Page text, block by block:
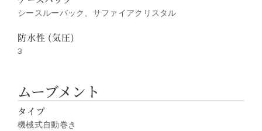
シースルーバック、サファイアクリスタル
防水性 (気圧)
3
ムーブメント
タイプ
機械式自動巻き